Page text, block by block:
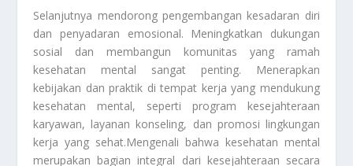
Selanjutnya mendorong pengembangan kesadaran diri
dan penyadaran emosional. Meningkatkan dukungan
sosial dan membangun komunitas yang ramah
kesehatan mental sangat penting. Menerapkan
kebijakan dan praktik di tempat kerja yang mendukung
kesehatan mental, seperti program kesejahteraan
karyawan, layanan konseling, dan promosi lingkungan
kerja yang sehat.Mengenali bahwa kesehatan mental
merupakan bagian integral dari kesejahteraan secara